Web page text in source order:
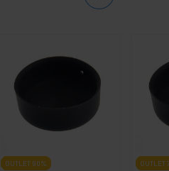
OUTLET 90% OUTLET